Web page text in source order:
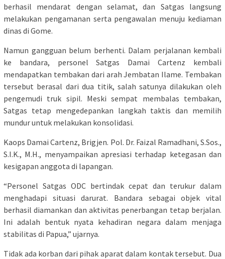
berhasil mendarat dengan selamat, dan Satgas langsung
melakukan pengamanan serta pengawalan menuju kediaman
dinas di Gome.
Namun gangguan belum berhenti. Dalam perjalanan kembali
ke bandara, personel Satgas Damai Cartenz kembali
mendapatkan tembakan dari arah Jembatan Ilame. Tembakan
tersebut berasal dari dua titik, salah satunya dilakukan oleh
pengemudi truk sipil. Meski sempat membalas tembakan,
Satgas tetap mengedepankan langkah taktis dan memilih
mundur untuk melakukan konsolidasi.
Kaops Damai Cartenz, Brigjen. Pol. Dr. Faizal Ramadhani, S.Sos.,
S.I.K., M.H., menyampaikan apresiasi terhadap ketegasan dan
kesigapan anggota di lapangan.
“Personel Satgas ODC bertindak cepat dan terukur dalam
menghadapi situasi darurat. Bandara sebagai objek vital
berhasil diamankan dan aktivitas penerbangan tetap berjalan.
Ini adalah bentuk nyata kehadiran negara dalam menjaga
stabilitas di Papua,” ujarnya.
Tidak ada korban dari pihak aparat dalam kontak tersebut. Dua